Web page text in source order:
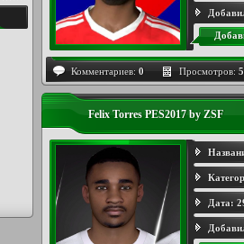
Комментариев: 0 Просмотров:
Felix Torres PES2017 by ZSF
Дата: